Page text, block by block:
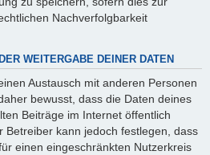
Nachverfolgbarkeit
WEITERGABE DEINER DATEN
Austausch mit anderen Personen
bewusst, dass die Daten deines
Beiträge im Internet öffentlich
Betreiber kann jedoch festlegen, dass
einen eingeschränkten Nutzerkreis